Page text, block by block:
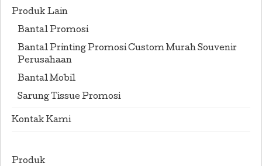
Produk Lain
Bantal Promosi
Bantal Printing Promosi Custom Murah Souvenir
Perusahaan
Bantal Mobil
Sarung Tissue Promosi
Kontak Kami
Produk